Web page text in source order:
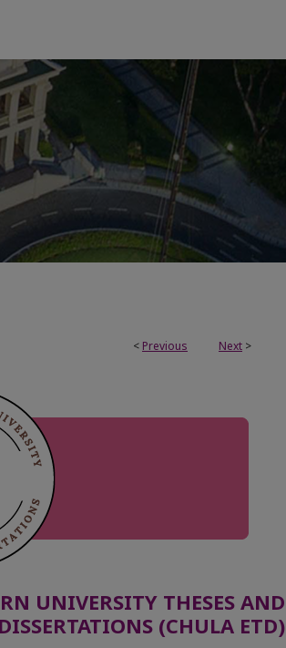
< Previous Next >
UNIVERSITY THESES AND
DISSERTATIONS (CHULA ETD)